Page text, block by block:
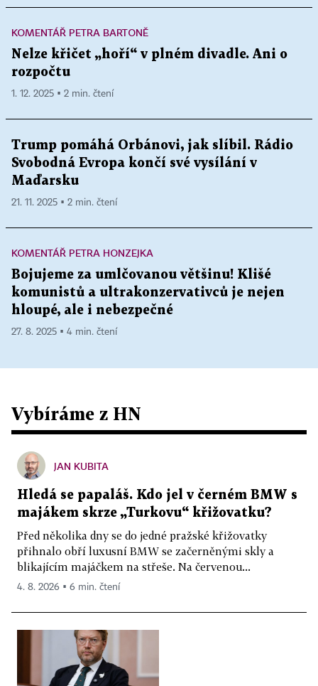
KOMENTÁŘ PETRA BARTONĚ
Nelze křičet „hoří“ v plném divadle. Ani o
rozpočtu
1. 12. 2025 ▪ 2 min. čtení
Trump pomáhá Orbánovi, jak slíbil. Rádio
Svobodná Evropa končí své vysílání v
Maďarsku
21. 11. 2025 ▪ 2 min. čtení
KOMENTÁŘ PETRA HONZEJKA
Bojujeme za umlčovanou většinu! Klišé
komunistů a ultrakonzervativců je nejen
hloupé, ale i nebezpečné
27. 8. 2025 ▪ 4 min. čtení
Vybíráme z HN
JAN KUBITA
Hledá se papaláš. Kdo jel v černém BMW s
majákem skrze „Turkovu“ křižovatku?
Před několika dny se do jedné pražské křižovatky
přihnalo obří luxusní BMW se začerněnými skly a
blikajícím majáčkem na střeše. Na červenou...
4. 8. 2026 ▪ 6 min. čtení